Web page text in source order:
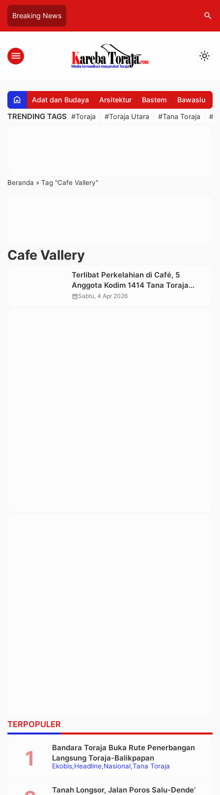
Breaking News search
menu light_mode
home Adat dan Budaya Arsitektur Bastem Bawaslu
TRENDING TAGS #Toraja #Toraja Utara #Tana Toraja
Beranda » Tag "Cafe Vallery"
Cafe Vallery
Terlibat Perkelahian di Café, 5
Anggota Kodim 1414 Tana Toraja
Diproses Hukum di Subdenpom
calendar_monthSabtu, 4 Apr 2026
TERPOPULER
Ekobis Headline Nasional Tana Toraja
Bandara Toraja Buka Rute Penerbangan
Langsung Toraja-Balikpapan
Tanah Longsor, Jalan Poros Salu-Dende’